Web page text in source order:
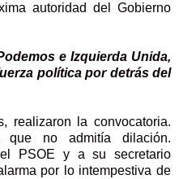
autoridad del Gobierno
e Izquierda Unida,
política por detrás del
realizaron la convocatoria.
que no admitía dilación.
PSOE y a su secretario
por lo intempestiva de